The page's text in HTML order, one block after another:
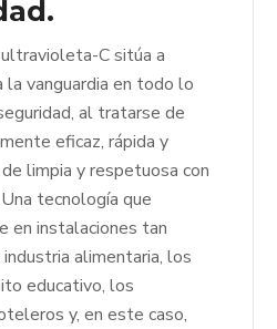
C sitúa a
vanguardia en todo lo
al tratarse de
eficaz, rápida y
limpia y respetuosa con
tecnología que
en instalaciones tan
alimentaria, los
educativo, los
y, en este caso,